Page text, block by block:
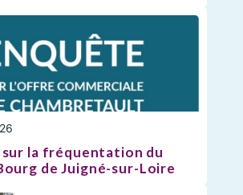
sur la fréquentation du
de Juigné-sur-Loire